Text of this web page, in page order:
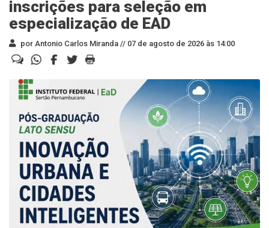
inscrições para seleção em
especialização de EAD
por Antonio Carlos Miranda // 07 de agosto de 2026 às 14:00